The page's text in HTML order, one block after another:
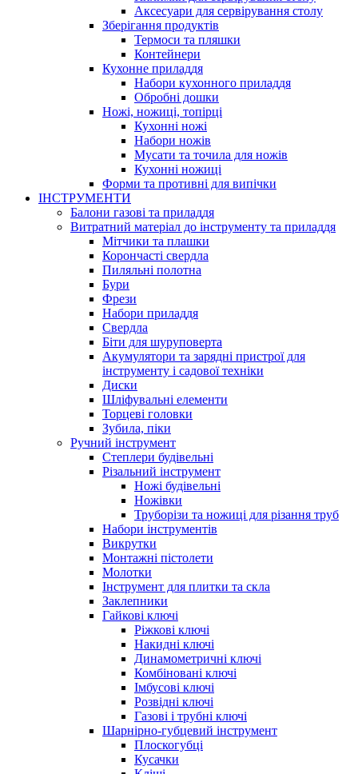
Аксесуари для сервірування столу
Зберігання продуктів
Термоси та пляшки
Контейнери
Кухонне приладдя
Набори кухонного приладдя
Обробні дошки
Ножі, ножиці, топірці
Кухонні ножі
Набори ножів
Мусати та точила для ножів
Кухонні ножиці
Форми та противні для випічки
ІНСТРУМЕНТИ
Балони газові та приладдя
Витратний матеріал до інструменту та приладдя
Мітчики та плашки
Корончасті свердла
Пиляльні полотна
Бури
Фрези
Набори приладдя
Свердла
Біти для шуруповерта
Акумулятори та зарядні пристрої для
інструменту і садової техніки
Диски
Шліфувальні елементи
Торцеві головки
Зубила, піки
Ручний інструмент
Степлери будівельні
Різальний інструмент
Ножі будівельні
Ножівки
Труборізи та ножиці для різання труб
Набори інструментів
Викрутки
Монтажні пістолети
Молотки
Інструмент для плитки та скла
Заклепники
Гайкові ключі
Ріжкові ключі
Накидні ключі
Динамометричні ключі
Комбіновані ключі
Імбусові ключі
Розвідні ключі
Газові і трубні ключі
Шарнірно-губцевий інструмент
Плоскогубцi
Кусачки